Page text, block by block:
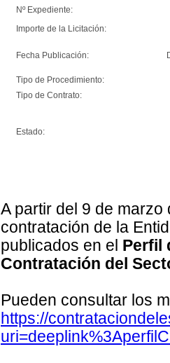
Nº Expediente:
Importe de la Licitación:
Fecha Publicación:
Tipo de Procedimiento:
Tipo de Contrato:
Estado:
A partir del 9 de
contratación de la
publicados en el Perfil
Contratación del
Pueden consultar los
https://